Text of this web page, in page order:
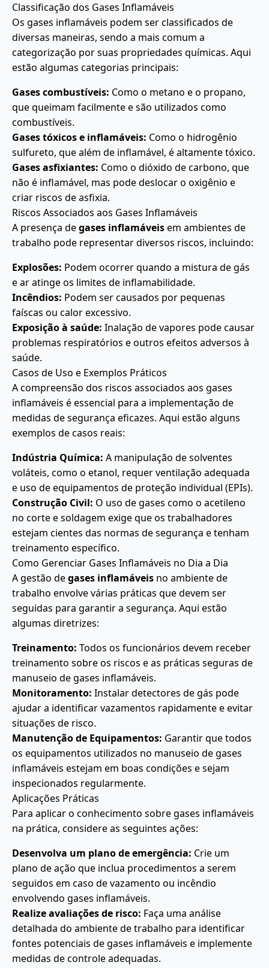
Classificação dos Gases Inflamáveis
Os gases inflamáveis podem ser classificados de
diversas maneiras, sendo a mais comum a
categorização por suas propriedades químicas. Aqui
estão algumas categorias principais:
Gases combustíveis: Como o metano e o propano,
que queimam facilmente e são utilizados como
combustíveis.
Gases tóxicos e inflamáveis: Como o hidrogênio
sulfureto, que além de inflamável, é altamente tóxico.
Gases asfixiantes: Como o dióxido de carbono, que
não é inflamável, mas pode deslocar o oxigênio e
criar riscos de asfixia.
Riscos Associados aos Gases Inflamáveis
A presença degases inflamáveisem ambientes de
trabalho pode representar diversos riscos, incluindo:
Explosões: Podem ocorrer quando a mistura de gás
e ar atinge os limites de inflamabilidade.
Incêndios: Podem ser causados por pequenas
faíscas ou calor excessivo.
Exposição à saúde: Inalação de vapores pode causar
problemas respiratórios e outros efeitos adversos à
saúde.
Casos de Uso e Exemplos Práticos
A compreensão dos riscos associados aos gases
inflamáveis é essencial para a implementação de
medidas de segurança eficazes. Aqui estão alguns
exemplos de casos reais:
Indústria Química: A manipulação de solventes
voláteis, como o etanol, requer ventilação adequada
e uso de equipamentos de proteção individual (EPIs).
Construção Civil: O uso de gases como o acetileno
no corte e soldagem exige que os trabalhadores
estejam cientes das normas de segurança e tenham
treinamento específico.
Como Gerenciar Gases Inflamáveis no Dia a Dia
A gestão degases inflamáveis no ambiente de
trabalho envolve várias práticas que devem ser
seguidas para garantir a segurança. Aqui estão
algumas diretrizes:
Treinamento: Todos os funcionários devem receber
treinamento sobre os riscos e as práticas seguras de
manuseio de gases inflamáveis.
Monitoramento: Instalar detectores de gás pode
ajudar a identificar vazamentos rapidamente e evitar
situações de risco.
Manutenção de Equipamentos: Garantir que todos
os equipamentos utilizados no manuseio de gases
inflamáveis estejam em boas condições e sejam
inspecionados regularmente.
Aplicações Práticas
Para aplicar o conhecimento sobre gases inflamáveis
na prática, considere as seguintes ações:
Desenvolva um plano de emergência: Crie um
plano de ação que inclua procedimentos a serem
seguidos em caso de vazamento ou incêndio
envolvendo gases inflamáveis.
Realize avaliações de risco: Faça uma análise
detalhada do ambiente de trabalho para identificar
fontes potenciais de gases inflamáveis e implemente
medidas de controle adequadas.